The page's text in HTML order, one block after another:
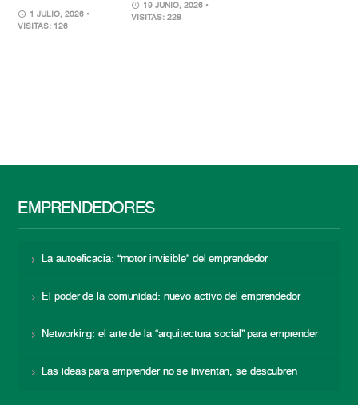
1 JULIO, 2026 •
VISITAS: 126
19 JUNIO, 2026 •
VISITAS: 228
EMPRENDEDORES
La autoeficacia: “motor invisible” del emprendedor
El poder de la comunidad: nuevo activo del emprendedor
Networking: el arte de la “arquitectura social” para emprender
Las ideas para emprender no se inventan, se descubren